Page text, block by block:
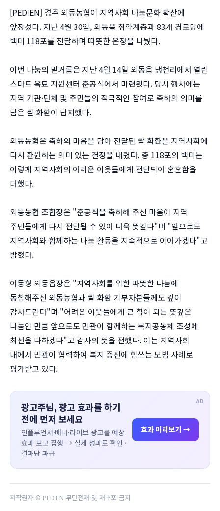
[PEDIEN] 경주 외동농협이 지역사회 나눔문화 확산에
앞장섰다. 지난 4월 30일, 외동읍 취약계층과 83개 경로당에
백미 118포를 전달하며 따뜻한 온정을 나눴다.
이번 나눔의 밑거름은 지난 4월 14일 외동읍 냉천리에서 열린
스마트 육묘 지원센터 준공식에서 마련됐다. 당시 행사에는
지역 기관·단체 및 주민들의 적극적인 참여로 축하의 의미를
담은 쌀 화환이 답지했다.
외동농협은 축하의 마음을 담아 전달된 쌀 화환을 지역사회에
다시 환원하는 의미 있는 결정을 내렸다. 총 118포의 백미는
이렇게 지역사회의 어려운 이웃들에게 전달되어 훈훈함을
더했다.
외동농협 조합장은 "준공식을 축하해 주신 마음이 지역
주민들에게 다시 전달될 수 있어 더욱 뜻깊다"며 "앞으로도
지역사회와 함께하는 나눔 활동을 지속적으로 이어가겠다"고
밝혔다.
여동형 외동읍장은 "지역사회를 위한 따뜻한 나눔에
동참해주신 외동농협과 쌀 화환 기부자분들께도 깊이
감사드린다"며 "어려운 이웃들에게 큰 힘이 되는 뜻깊은
나눔인 만큼 앞으로도 민관이 함께하는 복지공동체 조성에
최선을 다하겠다"고 감사의 뜻을 전했다. 이는 지역사회
내에서 민관이 협력하여 복지 증진에 힘쓰는 모범 사례로
평가받고 있다.
AD
광고주님, 광고 효과를 하기
전에 먼저 보세요
인플루언서·배너·라이브 광고를 예상
효과 보고 집행 → 실제 성과로 확인 ·
결과당 과금
효과 미리보기 →
저작권자 © PEDIEN 무단전재 및 재배포 금지